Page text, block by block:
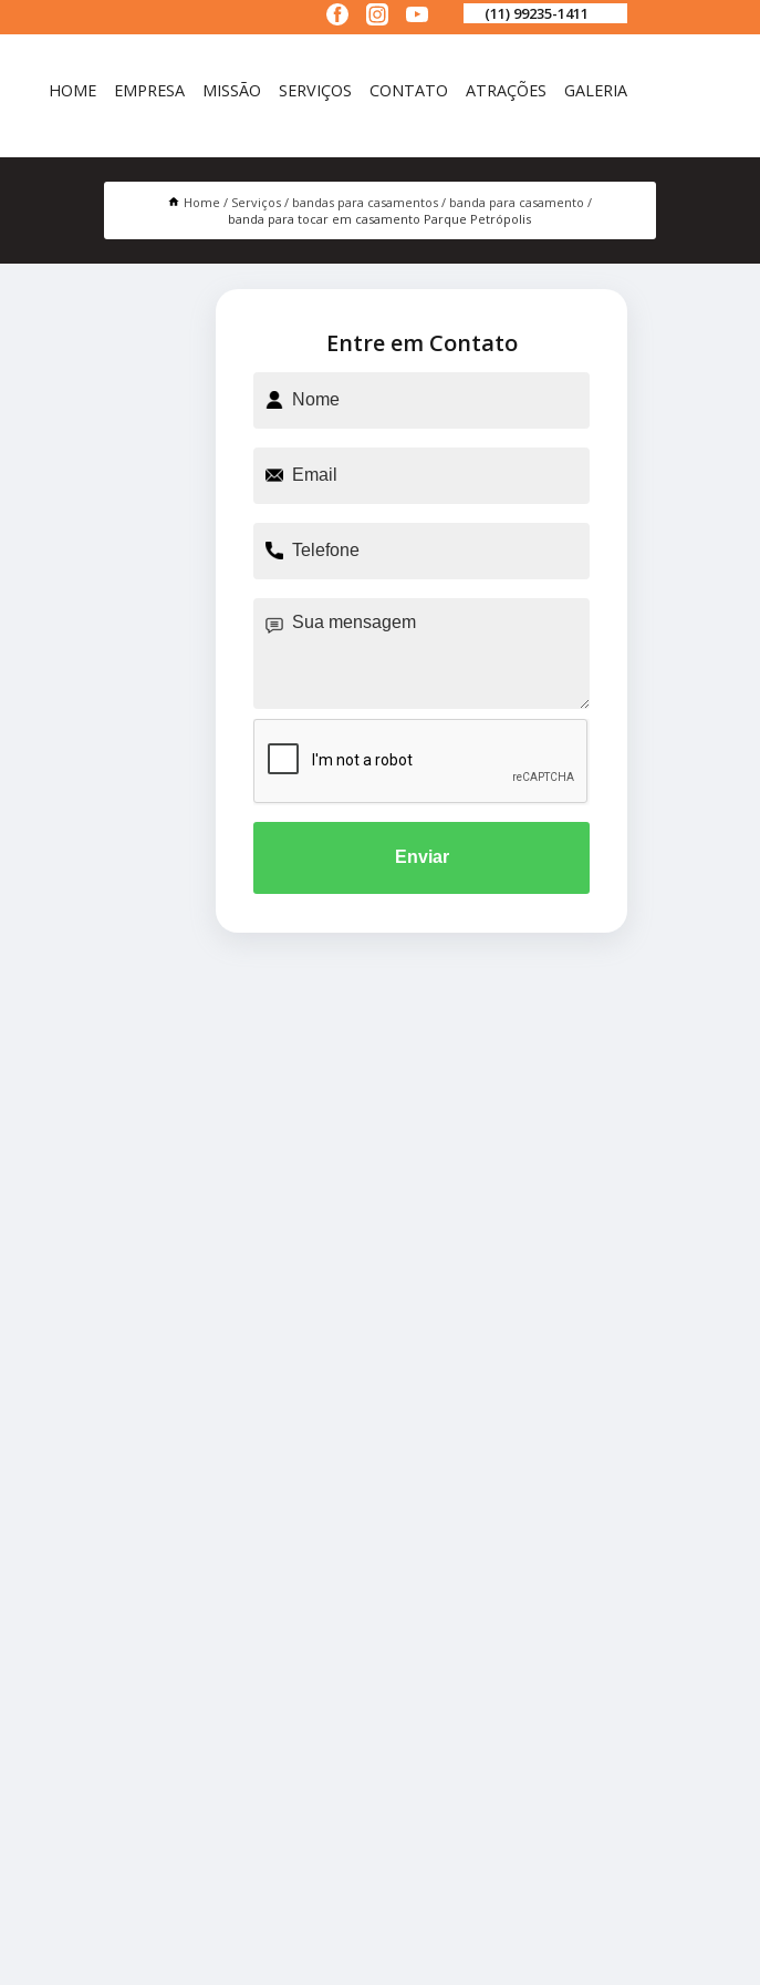
(11) 99235-1411
HOME EMPRESA MISSÃO SERVIÇOS CONTATO ATRAÇÕES GALERIA
Home Serviços bandas para casamentos
banda para casamento
banda para tocar em casamento Parque Petrópolis
Entre em Contato
Enviar